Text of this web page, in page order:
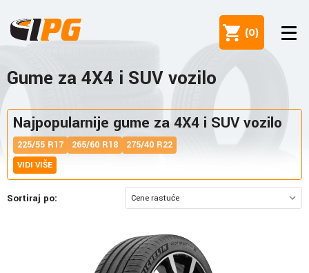
(0)
Gume za 4X4 i SUV vozilo
Najpopularnije gume za 4X4 i SUV vozilo
225/55 R17 265/60 R18 275/40 R22
VIDI VIŠE
Sortiraj po: